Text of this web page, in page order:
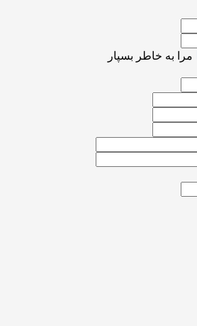
به خاطر بسپار